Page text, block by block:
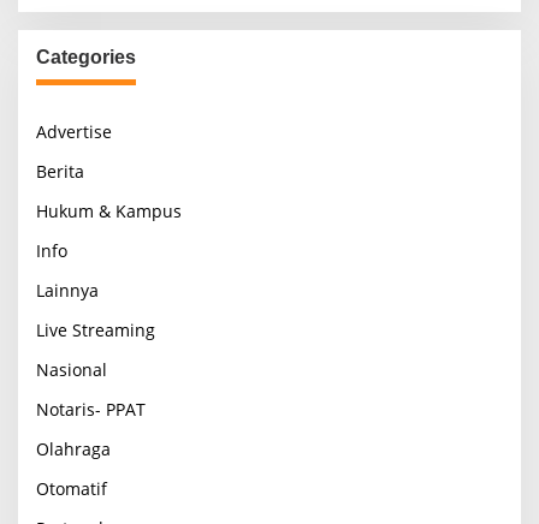
Categories
Advertise
Berita
Hukum & Kampus
Info
Lainnya
Live Streaming
Nasional
Notaris- PPAT
Olahraga
Otomatif